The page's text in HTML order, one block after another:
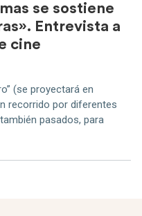
se sostiene
Entrevista a
cine
(se proyectará en
recorrido por diferentes
pasados, para